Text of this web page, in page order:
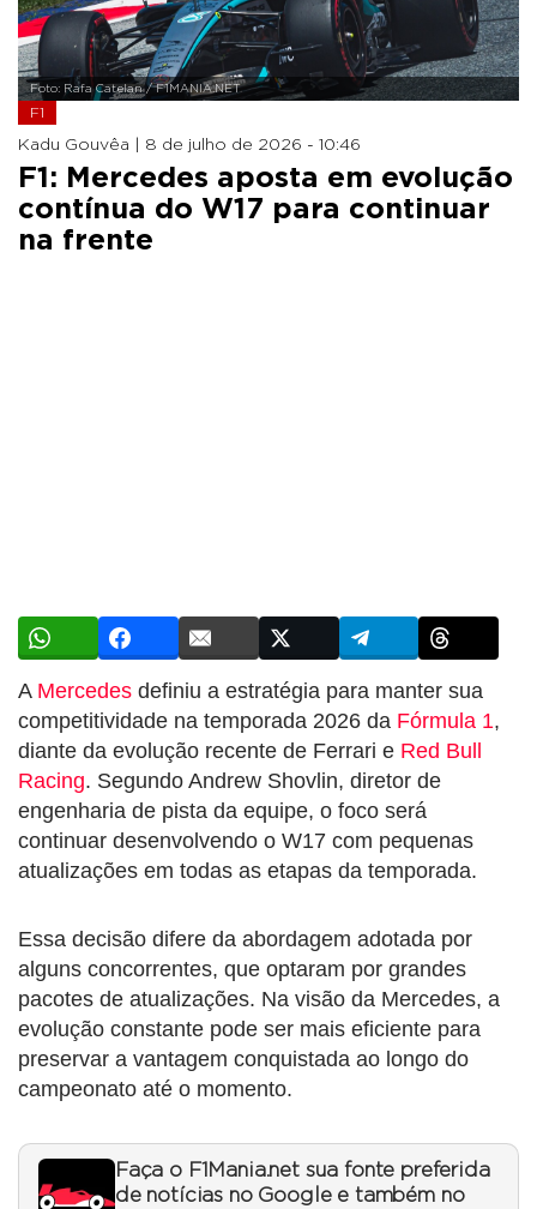
Foto: Rafa Catelan / F1MANIA.NET
F1
Kadu Gouvêa | 8 de julho de 2026 - 10:46
F1: Mercedes aposta em evolução
contínua do W17 para continuar
na frente
A Mercedes definiu a estratégia para manter sua
competitividade na temporada 2026 da Fórmula 1,
diante da evolução recente de Ferrari e Red Bull
Racing. Segundo Andrew Shovlin, diretor de
engenharia de pista da equipe, o foco será
continuar desenvolvendo o W17 com pequenas
atualizações em todas as etapas da temporada.
Essa decisão difere da abordagem adotada por
alguns concorrentes, que optaram por grandes
pacotes de atualizações. Na visão da Mercedes, a
evolução constante pode ser mais eficiente para
preservar a vantagem conquistada ao longo do
campeonato até o momento.
Faça o F1Mania.net sua fonte preferida
de notícias no Google e também no